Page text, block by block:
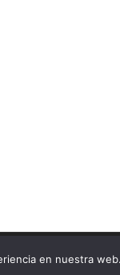
en nuestra